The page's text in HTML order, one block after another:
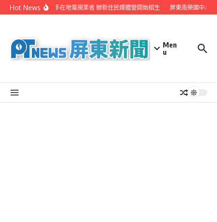
Skip to content
Hot News屏縣府聯手在地電視業者 辦新住民媒體營開始招生 屏東南榮國中赴
Men
u